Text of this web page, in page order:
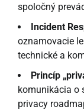
spoločný
Incident
oznamovacie
technické a
Princíp
komunikácia o
privacy